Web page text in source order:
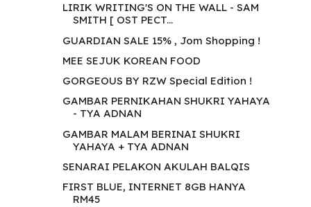
LIRIK WRITING'S ON THE WALL - SAM
SMITH [ OST PECT...
GUARDIAN SALE 15% , Jom Shopping !
MEE SEJUK KOREAN FOOD
GORGEOUS BY RZW Special Edition !
GAMBAR PERNIKAHAN SHUKRI YAHAYA
- TYA ADNAN
GAMBAR MALAM BERINAI SHUKRI
YAHAYA + TYA ADNAN
SENARAI PELAKON AKULAH BALQIS
FIRST BLUE, INTERNET 8GB HANYA
RM45